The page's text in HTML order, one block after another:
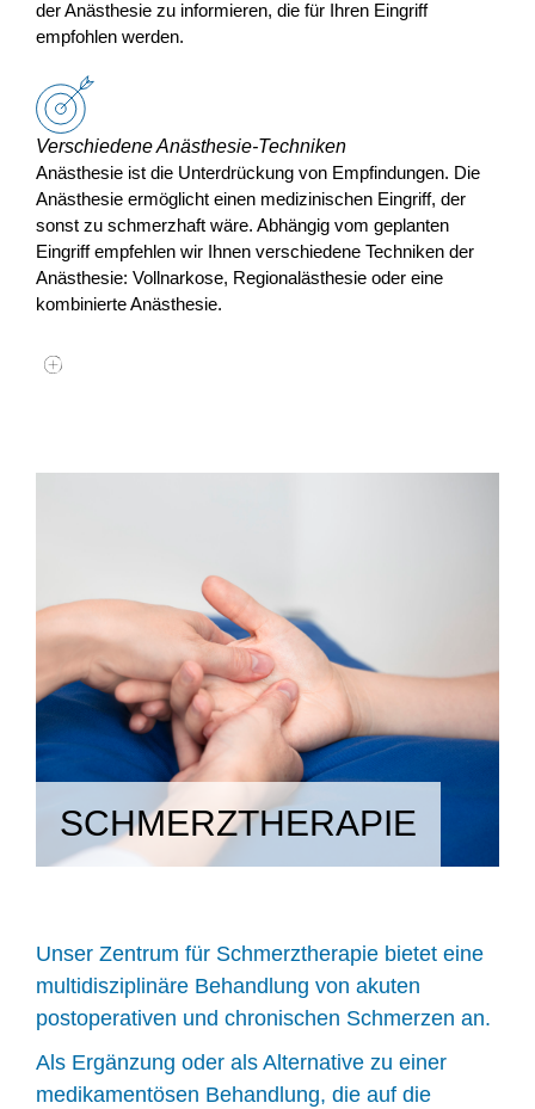
der Anästhesie zu informieren, die für Ihren Eingriff
empfohlen werden.
Verschiedene Anästhesie-Techniken
Anästhesie ist die Unterdrückung von Empfindungen. Die
Anästhesie ermöglicht einen medizinischen Eingriff, der
sonst zu schmerzhaft wäre. Abhängig vom geplanten
Eingriff empfehlen wir Ihnen verschiedene Techniken der
Anästhesie: Vollnarkose, Regionalästhesie oder eine
kombinierte Anästhesie.
SCHMERZTHERAPIE
Unser Zentrum für Schmerztherapie bietet eine
multidisziplinäre Behandlung von akuten
postoperativen und chronischen Schmerzen an.
Als Ergänzung oder als Alternative zu einer
medikamentösen Behandlung, die auf die